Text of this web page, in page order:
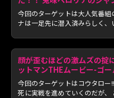
今回のターゲットは大人気番組
ナは一足先に潜入済みらしく
顔が歪むほどの激ムズの掟
ットマンTHEムービー-ゴ
話
今回のターゲットはコウタロ
死に実戦を進めていくのだが